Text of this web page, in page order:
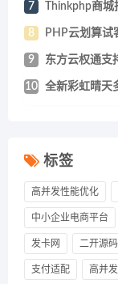
7 Thinkphp商
8 PHP云划算试
9 东方云权通支
10 全新彩虹晴天
标签
高并发性能优化
中小企业电商平台
发卡网 二开源码
支付适配 高并发